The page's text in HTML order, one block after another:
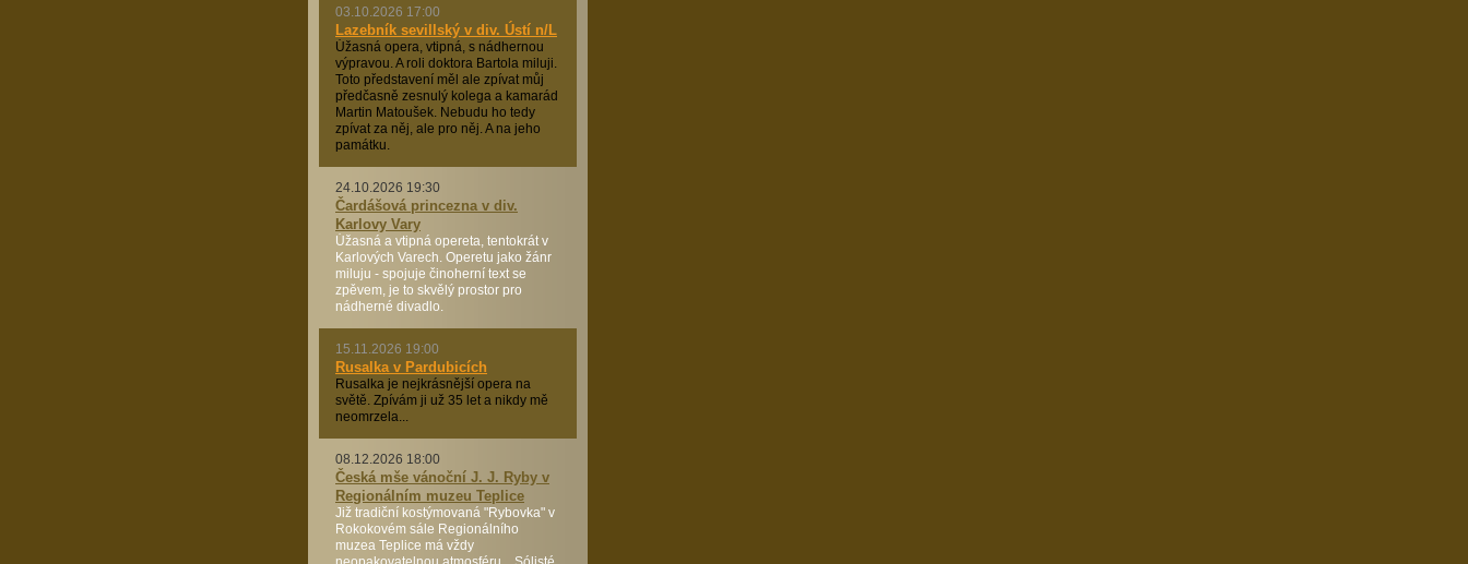
03.10.2026 17:00
Lazebník sevillský v div. Ústí n/L
Úžasná opera, vtipná, s nádhernou
výpravou. A roli doktora Bartola miluji.
Toto představení měl ale zpívat můj
předčasně zesnulý kolega a kamarád
Martin Matoušek. Nebudu ho tedy
zpívat za něj, ale pro něj. A na jeho
památku.
24.10.2026 19:30
Čardášová princezna v div.
Karlovy Vary
Úžasná a vtipná opereta, tentokrát v
Karlových Varech. Operetu jako žánr
miluju - spojuje činoherní text se
zpěvem, je to skvělý prostor pro
nádherné divadlo.
15.11.2026 19:00
Rusalka v Pardubicích
Rusalka je nejkrásnější opera na
světě. Zpívám ji už 35 let a nikdy mě
neomrzela...
08.12.2026 18:00
Česká mše vánoční J. J. Ryby v
Regionálním muzeu Teplice
Již tradiční kostýmovaná "Rybovka" v
Rokokovém sále Regionálního
muzea Teplice má vždy